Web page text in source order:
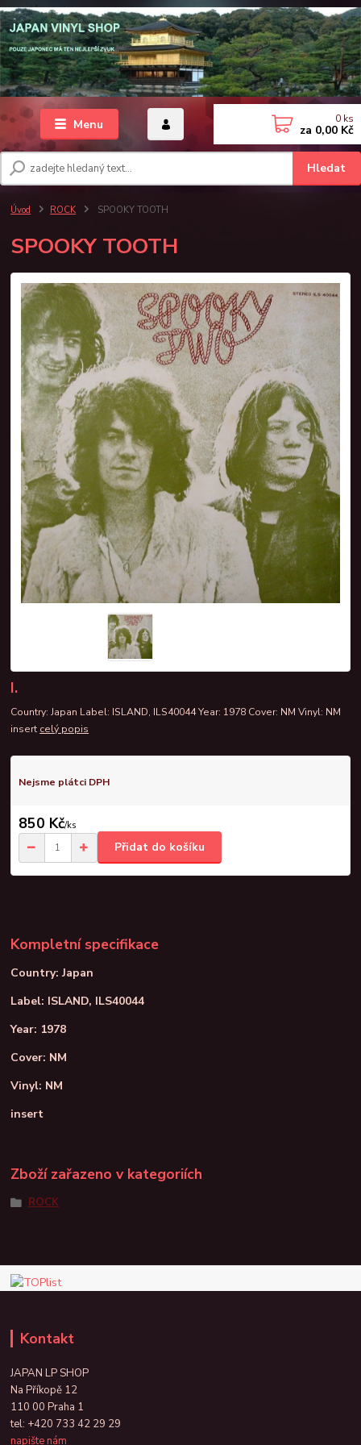
Menu
Hledat
0 ks
za 0,00 Kč
Úvod ROCK SPOOKY TOOTH
SPOOKY TOOTH
I.
Country: Japan Label: ISLAND, ILS40044 Year: 1978 Cover: NM Vinyl: NM
insert celý popis
Nejsme plátci DPH
850 Kč/ks
Přidat do košíku
Kompletní specifikace
Country: Japan
Label: ISLAND, ILS40044
Year: 1978
Cover: NM
Vinyl: NM
insert
Zboží zařazeno v kategoriích
ROCK
Kontakt
JAPAN LP SHOP
Na Příkopě 12
110 00 Praha 1
tel: +420 733 42 29 29
napište nám